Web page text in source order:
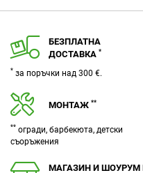
БЕЗПЛАТНА
ДОСТАВКА *
* за поръчки над 300 €.
МОНТАЖ **
** огради, барбекюта, детски
съоръжения
МАГАЗИН И ШОУРУМ